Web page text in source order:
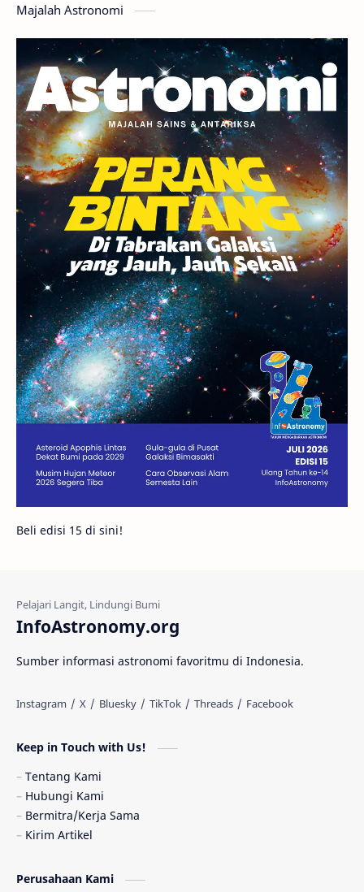
Planet Kerdil Bumi Pengetahuan
Berita Hujan Meteor Satelit Alami
Rasi Bintang Teleskop Saturnus
GBT 2018 UFO Advertorial
Astrofotografi
Stasiun Luar Angkasa Internasional
Gugus Bintang Menarik Dibaca
Venus Pluto Galaksi Kerdil
Gambar Harian Titan
Bintang Neutron Hubble Tips
Juno Bintang Biner
Fakta Galaksi Spiral
Gerhana Matahari
Quasar
Ulasan
Gelombang Gravitasi
Majalah Astronomi
Beli edisi 15 di sini!
InfoAstronomy.org
Sumber informasi astronomi favoritmu di Indonesia.
Keep in Touch with Us!
Tentang Kami
Hubungi Kami
Bermitra/Kerja Sama
Kirim Artikel
Perusahaan Kami